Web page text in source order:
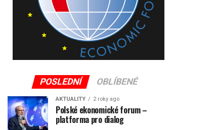
POSLEDNÍ OBLÍBENÉ
AKTUALITY 2 roky ago
Polské ekonomické forum –
platforma pro dialog